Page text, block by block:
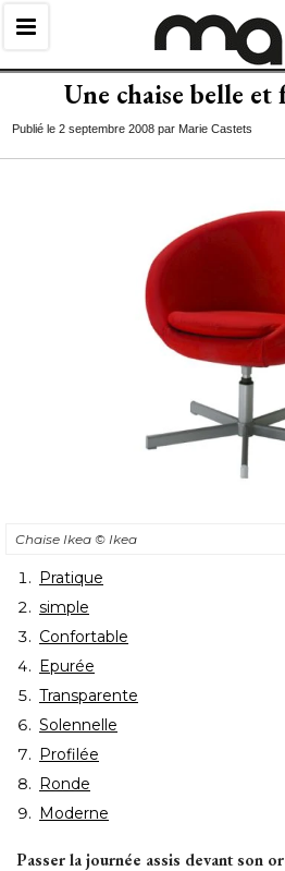
Une chaise belle
Publié le 2 septembre 2008 par Marie Castets
Chaise Ikea © Ikea
Pratique
simple
Confortable
Epurée
Transparente
Solennelle
Profilée
Ronde
Moderne
Passer la journée assis devant son